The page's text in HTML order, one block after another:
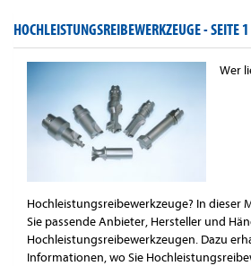
HOCHLEISTUNGSREIBEWERKZEUGE -SEITE 1
Wer
Hochleistungsreibewerkzeuge? In dieser
Sie passende Anbieter, Hersteller und
Hochleistungsreibewerkzeugen. Dazu
Informationen, wo Sie